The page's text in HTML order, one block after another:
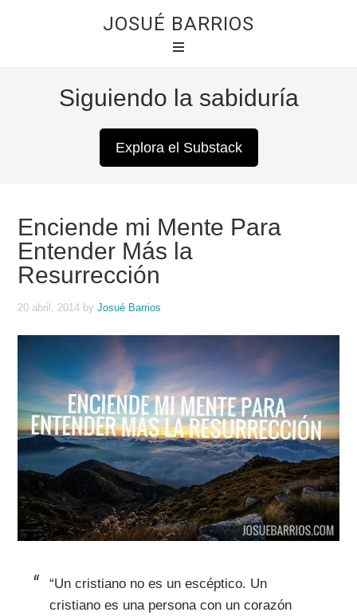
JOSUÉ BARRIOS
Siguiendo la sabiduría
Explora el Substack
Enciende mi Mente Para
Entender Más la
Resurrección
20 abril, 2014 byJosué Barrios
“Un cristiano no es un escéptico. Un
cristiano es una persona con un corazón